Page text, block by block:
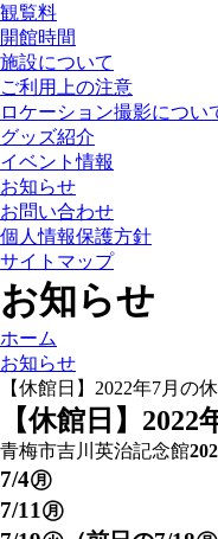
観覧料
開館時間
施設について
ご利用上の注意
ロケーション撮影につい
グッズ紹介
イベント情報
お知らせ
お問い合わせ
個人情報保護方針
サイトマップ
お知らせ
ホーム
お知らせ
【休館日】2022年7月の
【休館日】
青梅市吉川英治記念館
7/4㊊
7/11㊊